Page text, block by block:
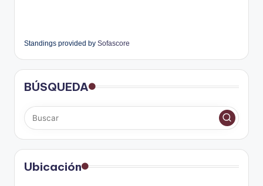
Standings provided by Sofascore
BÚSQUEDA
Ubicación